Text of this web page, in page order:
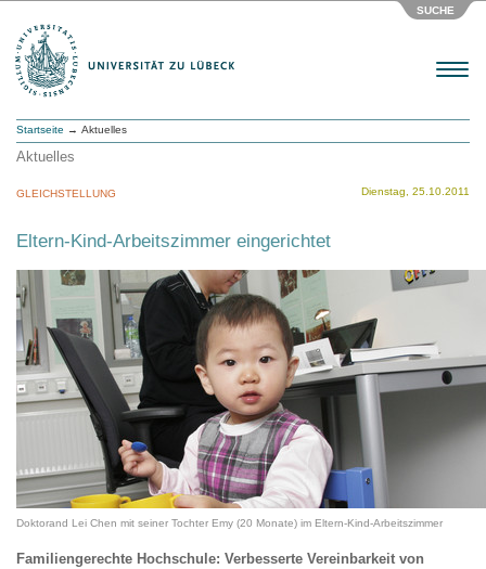
SUCHE
Menu
Startseite → Aktuelles
Aktuelles
Dienstag, 25.10.2011
GLEICHSTELLUNG
Eltern-Kind-Arbeitszimmer eingerichtet
Doktorand Lei Chen mit seiner Tochter Emy (20 Monate) im Eltern-Kind-Arbeitszimmer
Familiengerechte Hochschule: Verbesserte Vereinbarkeit von